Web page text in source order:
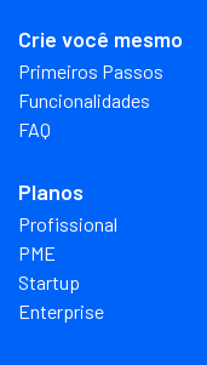
Crie você mesmo
Primeiros Passos
Funcionalidades
FAQ
Planos
Profissional
PME
Startup
Enterprise